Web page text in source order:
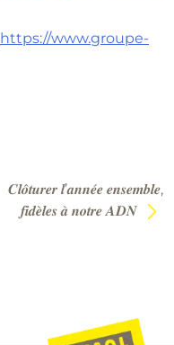
https://www.groupe-
𝑪𝒍𝒐̂𝒕𝒖𝒓𝒆𝒓 𝒍’𝒂𝒏𝒏𝒆́𝒆 𝒆𝒏𝒔𝒆𝒎𝒃𝒍𝒆,
𝒇𝒊𝒅𝒆̀𝒍𝒆𝒔 𝒂̀ 𝒏𝒐𝒕𝒓𝒆 𝑨𝑫𝑵